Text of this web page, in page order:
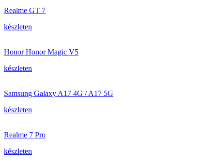
Realme GT 7
készleten
Honor Honor Magic V5
készleten
Samsung Galaxy A17 4G / A17 5G
készleten
Realme 7 Pro
készleten